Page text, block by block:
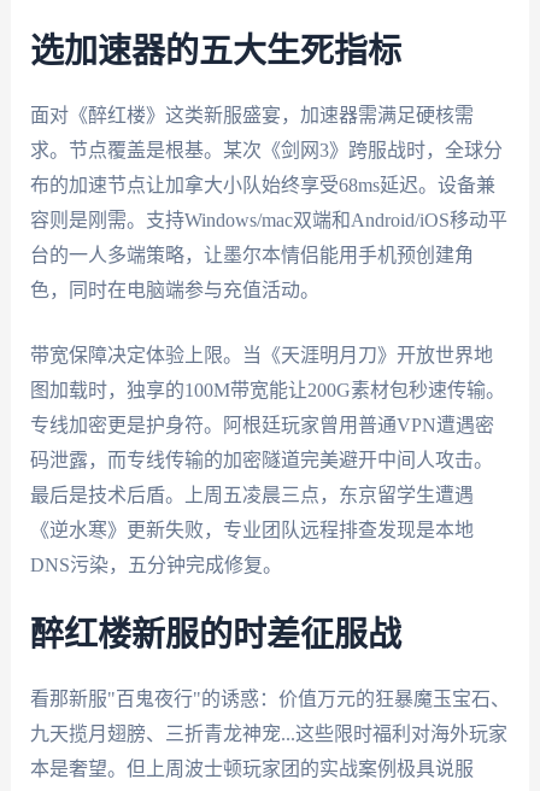
选加速器的五大生死指标
面对《醉红楼》这类新服盛宴，加速器需满足硬核需
求。节点覆盖是根基。某次《剑网3》跨服战时，全球分
布的加速节点让加拿大小队始终享受68ms延迟。设备兼
容则是刚需。支持Windows/mac双端和Android/iOS移动平
台的一人多端策略，让墨尔本情侣能用手机预创建角
色，同时在电脑端参与充值活动。
带宽保障决定体验上限。当《天涯明月刀》开放世界地
图加载时，独享的100M带宽能让200G素材包秒速传输。
专线加密更是护身符。阿根廷玩家曾用普通VPN遭遇密
码泄露，而专线传输的加密隧道完美避开中间人攻击。
最后是技术后盾。上周五凌晨三点，东京留学生遭遇
《逆水寒》更新失败，专业团队远程排查发现是本地
DNS污染，五分钟完成修复。
醉红楼新服的时差征服战
看那新服"百鬼夜行"的诱惑：价值万元的狂暴魔玉宝石、
九天揽月翅膀、三折青龙神宠...这些限时福利对海外玩家
本是奢望。但上周波士顿玩家团的实战案例极具说服